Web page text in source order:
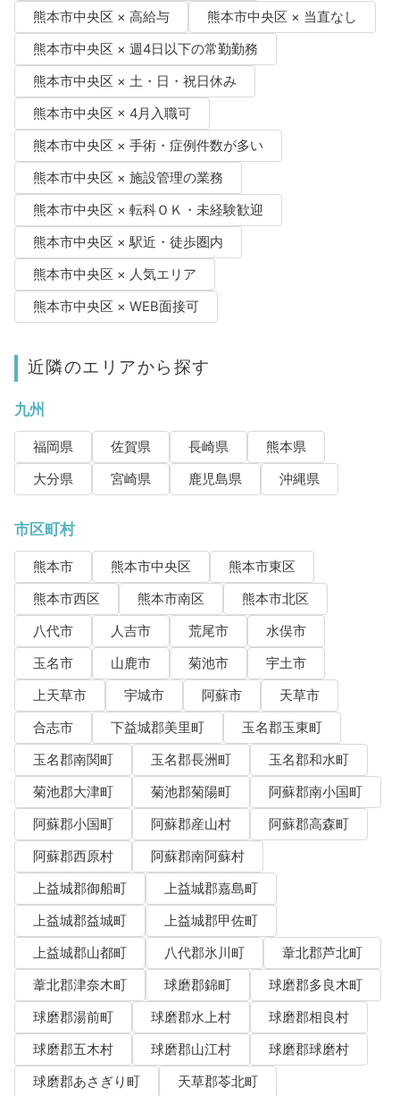
熊本市中央区 × 高給与
熊本市中央区 × 当直なし
熊本市中央区 × 週4日以下の常勤勤務
熊本市中央区 × 土・日・祝日休み
熊本市中央区 × 4月入職可
熊本市中央区 × 手術・症例件数が多い
熊本市中央区 × 施設管理の業務
熊本市中央区 × 転科ＯＫ・未経験歓迎
熊本市中央区 × 駅近・徒歩圏内
熊本市中央区 × 人気エリア
熊本市中央区 × WEB面接可
近隣のエリアから探す
九州
福岡県 佐賀県 長崎県
熊本県
大分県
宮崎県 鹿児島県 沖縄県
市区町村
熊本市 熊本市中央区
熊本市東区
熊本市西区
熊本市南区
熊本市北区
八代市
人吉市 荒尾市
水俣市
玉名市
山鹿市 菊池市
宇土市
上天草市
宇城市 阿蘇市
天草市
合志市
下益城郡美里町
玉名郡玉東町
玉名郡南関町
玉名郡長洲町
玉名郡和水町
菊池郡大津町
菊池郡菊陽町
阿蘇郡南小国町
阿蘇郡小国町
阿蘇郡産山村
阿蘇郡高森町
阿蘇郡西原村
阿蘇郡南阿蘇村
上益城郡御船町
上益城郡嘉島町
上益城郡益城町
上益城郡甲佐町
上益城郡山都町
八代郡氷川町
葦北郡芦北町
葦北郡津奈木町
球磨郡錦町
球磨郡多良木町
球磨郡湯前町
球磨郡水上村
球磨郡相良村
球磨郡五木村
球磨郡山江村
球磨郡球磨村
球磨郡あさぎり町
天草郡苓北町